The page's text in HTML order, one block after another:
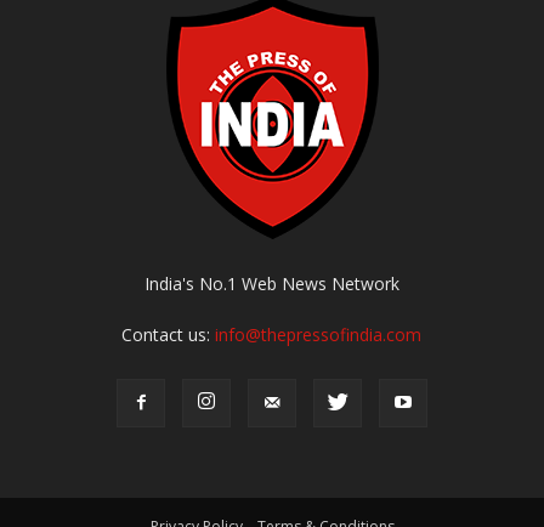
India's No.1 Web News Network
Contact us:info@thepressofindia.com